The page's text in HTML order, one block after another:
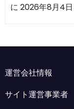
に 2026年8月4日
運営会社情報
サイト運営事業